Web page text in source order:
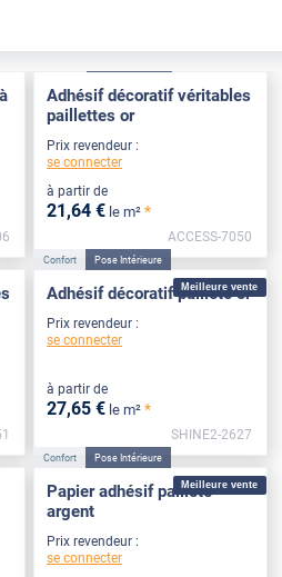
Adhésif décoratif véritables
paillettes or
Prix revendeur :
se connecter
à partir de
21,64 € le m² *
ACCESS-7050
Meilleure vente
Confort Pose Intérieure
Adhésif décoratif pailleté or
Prix revendeur :
se connecter
à partir de
27,65 € le m² *
SHINE2-2627
Meilleure vente
Confort Pose Intérieure
Papier adhésif pailleté
argent
Prix revendeur :
se connecter